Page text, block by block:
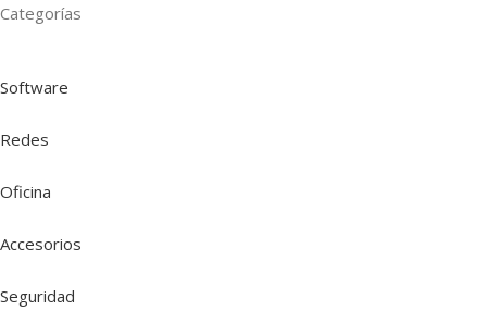
Categorías
Software
Redes
Oficina
Accesorios
Seguridad